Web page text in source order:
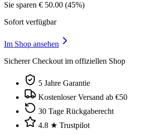
Sie sparen € 50.00 (45%)
Sofort verfügbar
Im Shop ansehen
Sicherer Checkout im offiziellen Shop
5 Jahre Garantie
Kostenloser Versand ab €50
30 Tage Rückgaberecht
4.8 ★ Trustpilot